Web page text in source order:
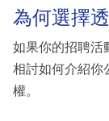
為何選擇
如果你的招聘活
相討如何介紹你
權。